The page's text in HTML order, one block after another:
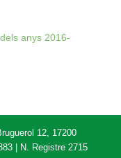
anys 2016-
12, 17200
| N. Registre 2715